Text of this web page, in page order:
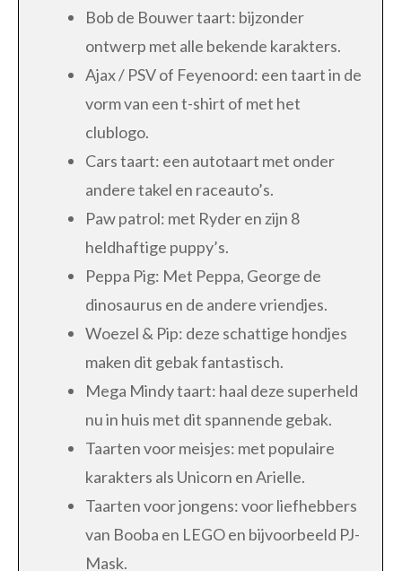
Bob de Bouwer taart: bijzonder
ontwerp met alle bekende karakters.
Ajax / PSV of Feyenoord: een taart in de
vorm van een t-shirt of met het
clublogo.
Cars taart: een autotaart met onder
andere takel en raceauto’s.
Paw patrol: met Ryder en zijn 8
heldhaftige puppy’s.
Peppa Pig: Met Peppa, George de
dinosaurus en de andere vriendjes.
Woezel & Pip: deze schattige hondjes
maken dit gebak fantastisch.
Mega Mindy taart: haal deze superheld
nu in huis met dit spannende gebak.
Taarten voor meisjes: met populaire
karakters als Unicorn en Arielle.
Taarten voor jongens: voor liefhebbers
van Booba en LEGO en bijvoorbeeld PJ-
Mask.